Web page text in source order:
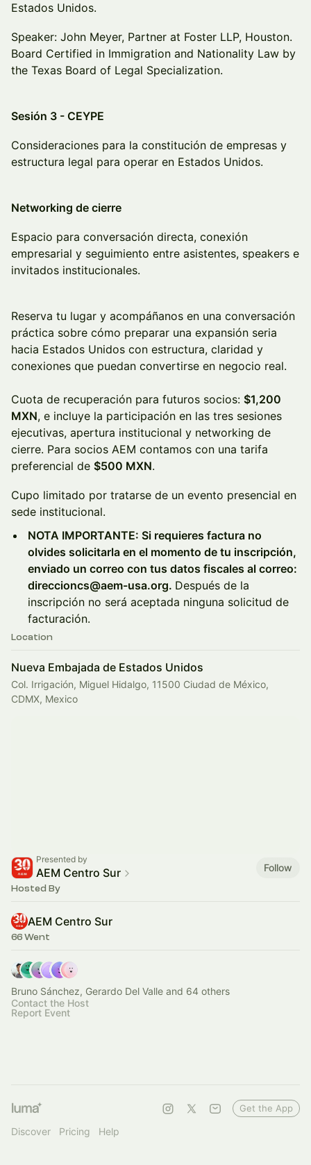
Estados Unidos.
Speaker: John Meyer, Partner at Foster LLP, Houston.
Board Certified in Immigration and Nationality Law by
the Texas Board of Legal Specialization.
Sesión 3 - CEYPE
Consideraciones para la constitución de empresas y
estructura legal para operar en Estados Unidos.
Networking de cierre
Espacio para conversación directa, conexión
empresarial y seguimiento entre asistentes, speakers e
invitados institucionales.
Reserva tu lugar y acompáñanos en una conversación
práctica sobre cómo preparar una expansión seria
hacia Estados Unidos con estructura, claridad y
conexiones que puedan convertirse en negocio real.
Cuota de recuperación para futuros socios: $1,200
MXN, e incluye la participación en las tres sesiones
ejecutivas, apertura institucional y networking de
cierre. Para socios AEM contamos con una tarifa
preferencial de $500 MXN.
Cupo limitado por tratarse de un evento presencial en
sede institucional.
NOTA IMPORTANTE: Si requieres factura no
olvides solicitarla en el momento de tu inscripción,
enviado un correo con tus datos fiscales al correo:
direccioncs@aem-usa.org. Después de la
inscripción no será aceptada ninguna solicitud de
facturación.
Location
Nueva Embajada de Estados Unidos
Col. Irrigación, Miguel Hidalgo, 11500 Ciudad de México,
CDMX, Mexico
Presented by
AEM Centro Sur Follow
Hosted By
AEM Centro Sur
66 Went
Bruno Sánchez, Gerardo Del Valle and 64 others
Contact the Host
Report Event
Discover Pricing Help
Get the App